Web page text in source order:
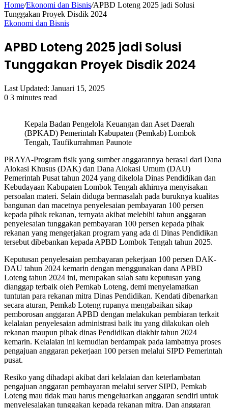
Home/Ekonomi dan Bisnis/APBD Loteng 2025 jadi Solusi
Tunggakan Proyek Disdik 2024
Ekonomi dan Bisnis
APBD Loteng 2025 jadi Solusi
Tunggakan Proyek Disdik 2024
Last Updated: Januari 15, 2025
0 3 minutes read
Kepala Badan Pengelola Keuangan dan Aset Daerah
(BPKAD) Pemerintah Kabupaten (Pemkab) Lombok
Tengah, Taufikurrahman Paunote
PRAYA-Program fisik yang sumber anggarannya berasal dari Dana
Alokasi Khusus (DAK) dan Dana Alokasi Umum (DAU)
Pemerintah Pusat tahun 2024 yang dikelola Dinas Pendidikan dan
Kebudayaan Kabupaten Lombok Tengah akhirnya menyisakan
persoalan materi. Selain diduga bermasalah pada buruknya kualitas
bangunan dan macetnya penyelesaian pembayaran 100 persen
kepada pihak rekanan, ternyata akibat melebihi tahun anggaran
penyelesaian tunggakan pembayaran 100 persen kepada pihak
rekanan yang mengerjakan program yang ada di Dinas Pendidikan
tersebut dibebankan kepada APBD Lombok Tengah tahun 2025.
Keputusan penyelesaian pembayaran pekerjaan 100 persen DAK-
DAU tahun 2024 kemarin dengan menggunakan dana APBD
Loteng tahun 2024 ini, merupakan salah satu keputusan yang
dianggap terbaik oleh Pemkab Loteng, demi menyelamatkan
tuntutan para rekanan mitra Dinas Pendidikan. Kendati dibenarkan
secara aturan, Pemkab Loteng rupanya mengabaikan sikap
pemborosan anggaran APBD dengan melakukan pembiaran terkait
kelalaian penyelesaian administrasi baik itu yang dilakukan oleh
rekanan maupun pihak dinas Pendidikan diakhir tahun 2024
kemarin. Kelalaian ini kemudian berdampak pada lambatnya proses
pengajuan anggaran pekerjaan 100 persen melalui SIPD Pemerintah
pusat.
Resiko yang dihadapi akibat dari kelalaian dan keterlambatan
pengajuan anggaran pembayaran melalui server SIPD, Pemkab
Loteng mau tidak mau harus mengeluarkan anggaran sendiri untuk
menyelesaiakan tunggakan kepada rekanan mitra. Dan anggaran